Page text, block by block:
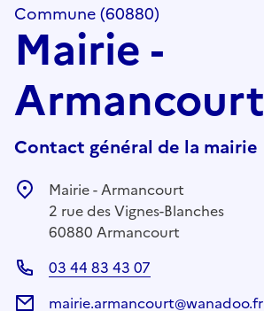
Commune (60880)
Mairie -
Armancourt
Contact général de la mairie
Mairie - Armancourt
2 rue des Vignes-Blanches
60880 Armancourt
03 44 83 43 07
mairie.armancourt@wanadoo.fr